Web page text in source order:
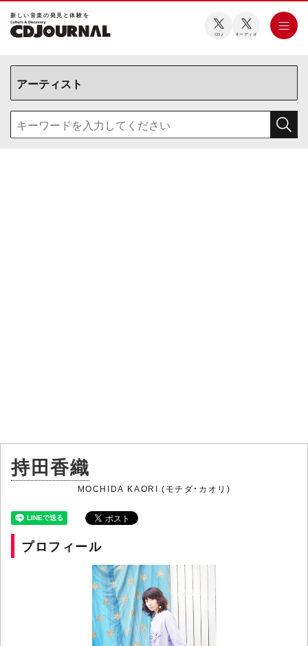
新しい⾳楽の発⾒と体験を
CDJ オーディオ
持田香織
MOCHIDA KAORI (モチダ・カオリ)
プロフィール